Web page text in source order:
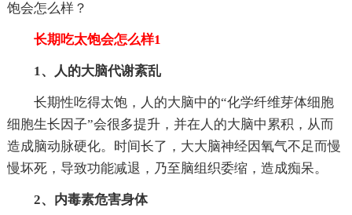
饱会怎么样？
长期吃太饱会怎么样1
1、人的大脑代谢紊乱
长期性吃得太饱，人的大脑中的“化学纤维芽体细胞
细胞生长因子”会很多提升，并在人的大脑中累积，从而
造成脑动脉硬化。时间长了，大大脑神经因氧气不足而慢
慢坏死，导致功能减退，乃至脑组织委缩，造成痴呆。
2、内毒素危害身体